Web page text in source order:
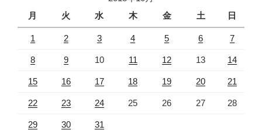
月
火 水 木 金 土 日
1 2 3 4 5 6 7
8 9 10 11 12 13 14
15 16 17 18 19 20 21
22 23 24 25 26 27 28
29 30 31